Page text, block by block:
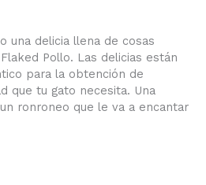
una delicia llena de cosas
Pollo. Las delicias están
para la obtención de
que tu gato necesita. Una
ronroneo que le va a encantar